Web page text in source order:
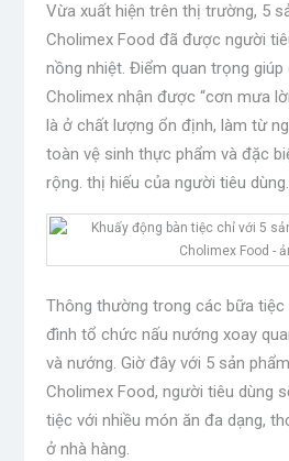
Vừa xuất hiện trên thị trường, 5
Cholimex Food đã được người
nồng nhiệt. Điểm quan trọng
Cholimex nhận được “cơn mưa
là ở chất lượng ổn định, làm từ
toàn vệ sinh thực phẩm và đặc
rộng. thị hiếu của người tiêu dùng.
Thông thường trong các bữa tiệc
đình tổ chức nấu nướng xoay
và nướng. Giờ đây với 5 sản
Cholimex Food, người tiêu dùng
tiệc với nhiều món ăn đa dạng,
ở nhà hàng.